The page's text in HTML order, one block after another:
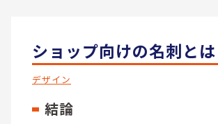
ショップ向けの名刺とは
デザイン
結論